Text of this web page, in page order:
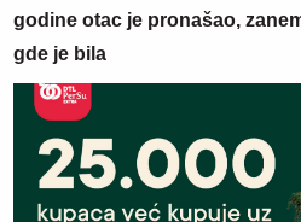
godine otac je pronašao,
gde je bila